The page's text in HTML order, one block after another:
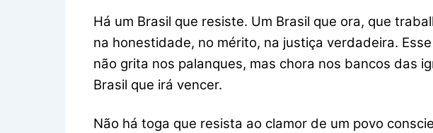
Há um Brasil que resiste. Um Brasil que ora, que
na honestidade, no mérito, na justiça verdadeira.
não grita nos palanques, mas chora nos bancos das
Brasil que irá vencer.
Não há toga que resista ao clamor de um povo